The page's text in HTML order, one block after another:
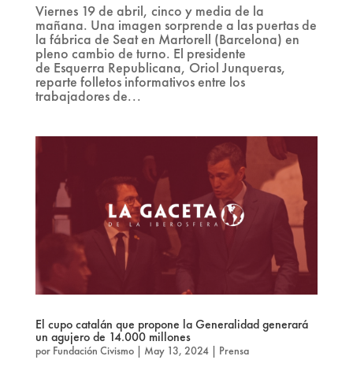
Viernes 19 de abril, cinco y media de la
mañana. Una imagen sorprende a las puertas de
la fábrica de Seat en Martorell (Barcelona) en
pleno cambio de turno. El presidente
de Esquerra Republicana, Oriol Junqueras,
reparte folletos informativos entre los
trabajadores de...
El cupo catalán que propone la Generalidad generará
un agujero de 14.000 millones
por Fundación Civismo| May 13, 2024| Prensa